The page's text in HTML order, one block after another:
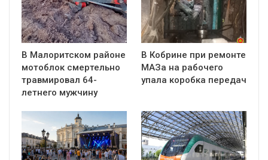
В Малоритском районе
мотоблок смертельно
травмировал 64-
летнего мужчину
В Кобрине при ремонте
МАЗа на рабочего
упала коробка передач